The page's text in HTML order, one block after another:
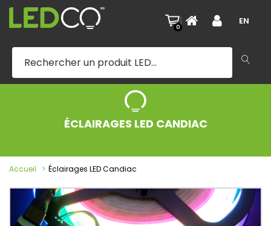
0
| EN
ÉCLAIRAGES LED CANDIAC
Accueil Éclairages LED Candiac